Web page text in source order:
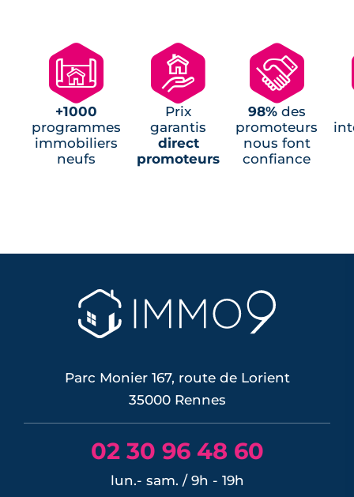
🗺
+1000
programmes
immobiliers
neufs
🏘
Prix
garantis
direct
promoteurs
🤝
98%des
promoteurs
nous font
confiance
Parc Monier 167, route de Lorient
35000 Rennes
02 30 96 48 60
lun.- sam. / 9h - 19h